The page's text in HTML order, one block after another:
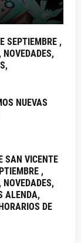
SEPTIEMBRE ,
NUEVAS
SAN VICENTE
,
ALENDA,
DE